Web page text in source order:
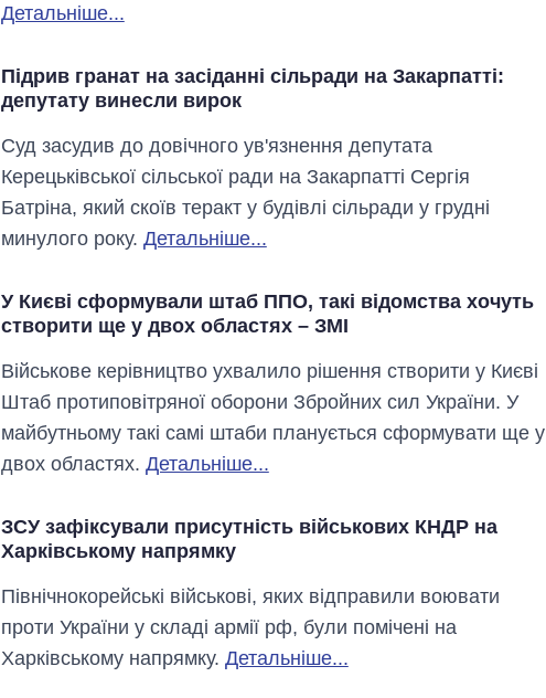
Детальніше...
Підрив гранат на засіданні сільради на Закарпатті:
депутату винесли вирок
Суд засудив до довічного ув'язнення депутата
Керецьківської сільської ради на Закарпатті Сергія
Батріна, який скоїв теракт у будівлі сільради у грудні
минулого року. Детальніше...
У Києві сформували штаб ППО, такі відомства хочуть
створити ще у двох областях – ЗМІ
Військове керівництво ухвалило рішення створити у Києві
Штаб протиповітряної оборони Збройних сил України. У
майбутньому такі самі штаби планується сформувати ще у
двох областях. Детальніше...
ЗСУ зафіксували присутність військових КНДР на
Харківському напрямку
Північнокорейські військові, яких відправили воювати
проти України у складі армії рф, були помічені на
Харківському напрямку. Детальніше...